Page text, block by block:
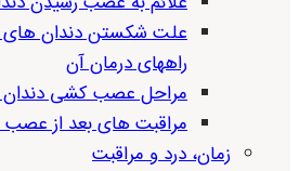
علت شکستن دندان
راههای درمان آن
مراحل عصب کشی دندان
مراقبت های بعد از
زمان، درد و مراقبت